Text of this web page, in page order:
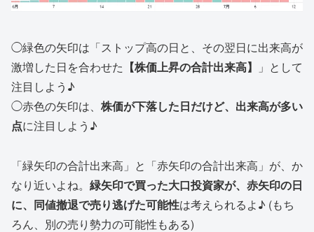
◯緑色の矢印は「ストップ高の日と、その翌日に出来高が
激増した日を合わせた 【株価上昇の合計出来高】
」として
注目しよう♪
◯赤色の矢印は、 株価が下落した日だけど、出来高が多い
点に注目しよう♪
「緑矢印の合計出来高」と「赤矢印の合計出来高」が、か
なり近いよね。 緑矢印で買った大口投資家が、赤矢印の日
に、同値撤退で売り逃げた可能性は考えられるよ♪ (もち
ろん、別の売り勢力の可能性もある)